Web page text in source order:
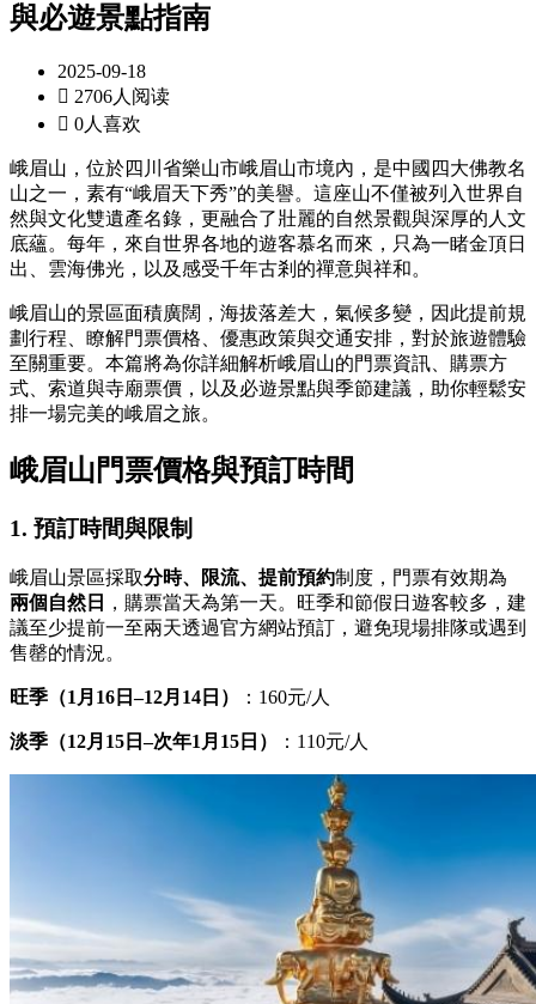
與必遊景點指南
2025-09-18
 2706人阅读
 0人喜欢
峨眉山，位於四川省樂山市峨眉山市境內，是中國四大佛教名
山之一，素有“峨眉天下秀”的美譽。這座山不僅被列入世界自
然與文化雙遺產名錄，更融合了壯麗的自然景觀與深厚的人文
底蘊。每年，來自世界各地的遊客慕名而來，只為一睹金頂日
出、雲海佛光，以及感受千年古剎的禪意與祥和。
峨眉山的景區面積廣闊，海拔落差大，氣候多變，因此提前規
劃行程、瞭解門票價格、優惠政策與交通安排，對於旅遊體驗
至關重要。本篇將為你詳細解析峨眉山的門票資訊、購票方
式、索道與寺廟票價，以及必遊景點與季節建議，助你輕鬆安
排一場完美的峨眉之旅。
峨眉山門票價格與預訂時間
1. 預訂時間與限制
峨眉山景區採取分時、限流、提前預約制度，門票有效期為
兩個自然日
，購票當天為第一天。旺季和節假日遊客較多，建
議至少提前一至兩天透過官方網站預訂，避免現場排隊或遇到
售罄的情況。
旺季（1月16日–12月14日） ：160元/人
淡季（12月15日–次年1月15日） ：110元/人